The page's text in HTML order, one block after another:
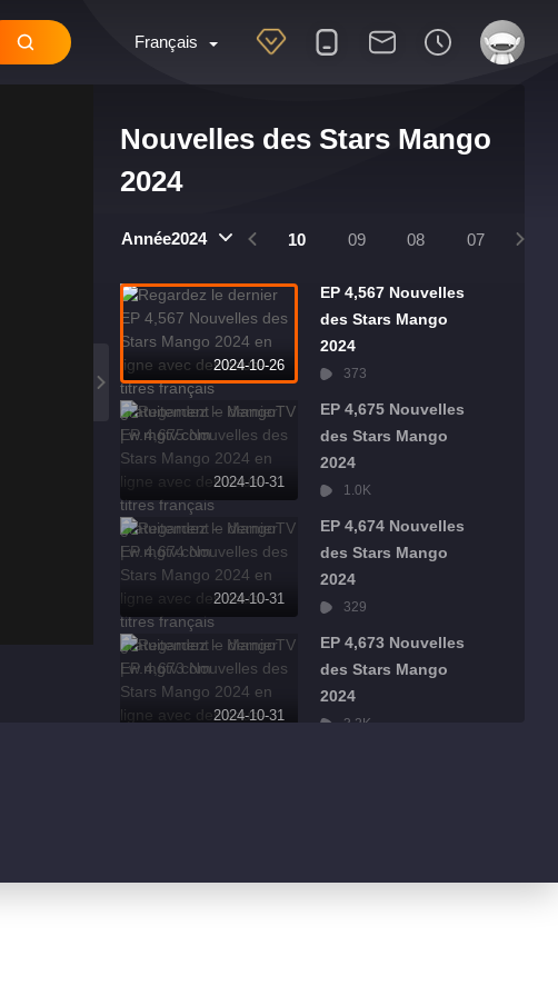
Français
Nouvelles des Stars Mango
2024
Année2024
01 12 11 10 09 08 07
2024-10-26
EP 4,567 Nouvelles
des Stars Mango
2024
373
2024-10-31
EP 4,675 Nouvelles
des Stars Mango
2024
1.0K
2024-10-31
EP 4,674 Nouvelles
des Stars Mango
2024
329
2024-10-31
EP 4,673 Nouvelles
des Stars Mango
2024
3.2K